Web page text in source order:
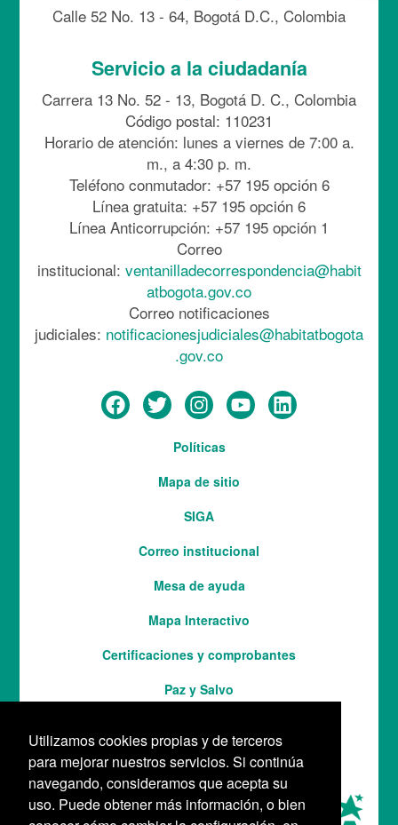
Utilizamos cookies propias y de terceros
para mejorar nuestros servicios. Si continúa
navegando, consideramos que acepta su
uso. Puede obtener más información, o bien
Calle 52 No. 13 - 64, Bogotá D.C., Colombia
Servicio a la ciudadanía
Carrera 13 No. 52 - 13, Bogotá D. C., Colombia
Código postal: 110231
Horario de atención: lunes a viernes de 7:00 a.
m., a 4:30 p. m.
Teléfono conmutador: +57 195 opción 6
Línea gratuita: +57 195 opción 6
Línea Anticorrupción: +57 195 opción 1
Correo
institucional: ventanilladecorrespondencia@habit
atbogota.gov.co
Correo notificaciones
judiciales: notificacionesjudiciales@habitatbogota
.gov.co
Políticas
Mapa de sitio
SIGA
Correo institucional
Mesa de ayuda
Mapa Interactivo
ServicesCertificaciones y comprobantes
Paz y Salvo